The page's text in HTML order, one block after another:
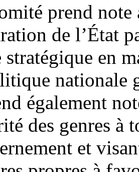
prend note
de l’État
stratégique en
nationale
également
des genres à
et